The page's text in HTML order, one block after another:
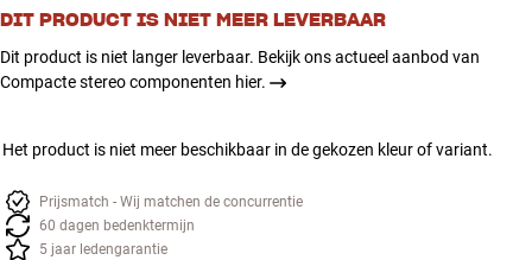
DIT PRODUCT IS NIET MEER LEVERBAAR
Dit product is niet langer leverbaar. Bekijk ons actueel aanbod van
Compacte stereo componenten hier.
Het product is niet meer beschikbaar in de gekozen kleur of variant.
Prijsmatch - Wij matchen de concurrentie
60 dagen bedenktermijn
5 jaar ledengarantie